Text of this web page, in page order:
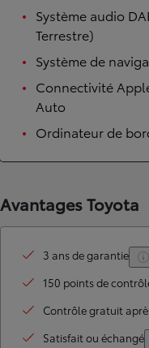
Système audio
Terrestre)
Système de
Connectivité
Auto
Ordinateur de
Avantages Toyota
3 ans de garantie
150 points de
Contrôle gratuit
Satisfait ou échangé